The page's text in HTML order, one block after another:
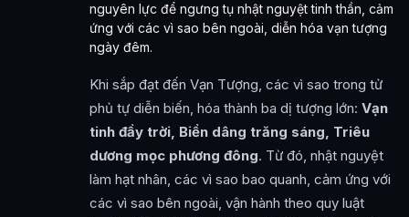
nguyên lực để ngưng tụ nhật nguyệt tinh thần, cảm
ứng với các vì sao bên ngoài, diễn hóa vạn tượng
ngày đêm.
Khi sắp đạt đến Vạn Tượng, các vì sao trong tử
phủ tự diễn biến, hóa thành ba dị tượng lớn: Vạn
tinh đầy trời, Biển dâng trăng sáng, Triêu
dương mọc phương đông. Từ đó, nhật nguyệt
làm hạt nhân, các vì sao bao quanh, cảm ứng với
các vì sao bên ngoài, vận hành theo quy luật